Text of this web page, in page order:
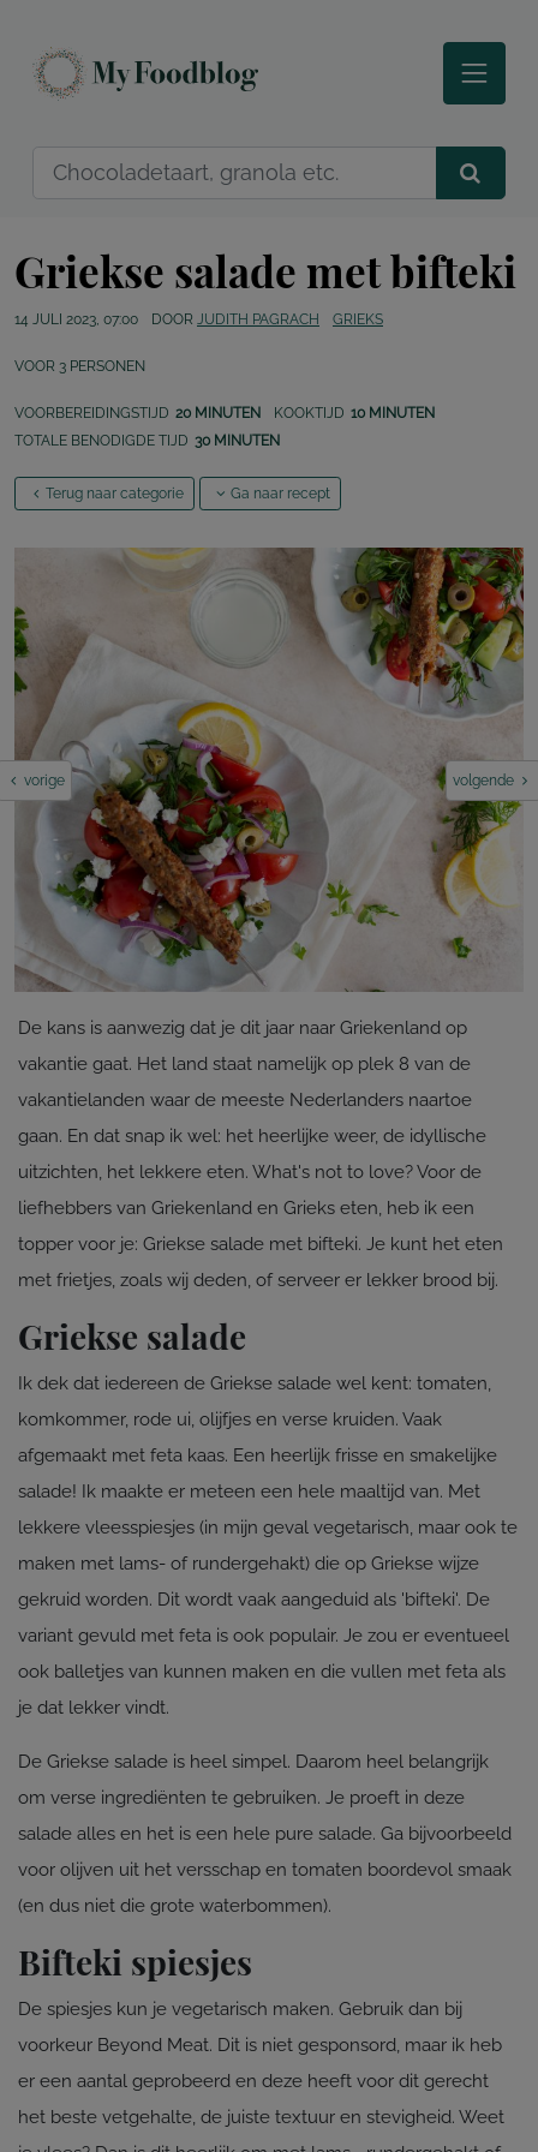
Griekse salade met bifteki
14 JULI 2023, 07:00 DOOR JUDITH PAGRACH GRIEKS
VOOR 3 PERSONEN
VOORBEREIDINGSTIJD 20 MINUTEN KOOKTIJD 10 MINUTEN
TOTALE BENODIGDE TIJD 30 MINUTEN
Terug naar categorie Ga naar recept
vorige volgende
De kans is aanwezig dat je dit jaar naar Griekenland op
vakantie gaat. Het land staat namelijk op plek 8 van de
vakantielanden waar de meeste Nederlanders naartoe
gaan. En dat snap ik wel: het heerlijke weer, de idyllische
uitzichten, het lekkere eten. What's not to love? Voor de
liefhebbers van Griekenland en Grieks eten, heb ik een
topper voor je: Griekse salade met bifteki. Je kunt het eten
met frietjes, zoals wij deden, of serveer er lekker brood bij.
Griekse salade
Ik dek dat iedereen de Griekse salade wel kent: tomaten,
komkommer, rode ui, olijfjes en verse kruiden. Vaak
afgemaakt met feta kaas. Een heerlijk frisse en smakelijke
salade! Ik maakte er meteen een hele maaltijd van. Met
lekkere vleesspiesjes (in mijn geval vegetarisch, maar ook te
maken met lams- of rundergehakt) die op Griekse wijze
gekruid worden. Dit wordt vaak aangeduid als 'bifteki'. De
variant gevuld met feta is ook populair. Je zou er eventueel
ook balletjes van kunnen maken en die vullen met feta als
je dat lekker vindt.
De Griekse salade is heel simpel. Daarom heel belangrijk
om verse ingrediënten te gebruiken. Je proeft in deze
salade alles en het is een hele pure salade. Ga bijvoorbeeld
voor olijven uit het versschap en tomaten boordevol smaak
(en dus niet die grote waterbommen).
Bifteki spiesjes
De spiesjes kun je vegetarisch maken. Gebruik dan bij
voorkeur Beyond Meat. Dit is niet gesponsord, maar ik heb
er een aantal geprobeerd en deze heeft voor dit gerecht
het beste vetgehalte, de juiste textuur en stevigheid. Weet